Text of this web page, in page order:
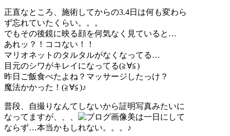
正直なところ、施術してからの3.4日は何も変わら
ず忘れていたくらい。。。
でもその後鏡に映る顔を何気なく見ていると…
あれッ？！ココない！！
マリオネットのタルタルがなくなってる…
目元のシワがキレイになってる(≧∀≦)
昨日ご飯食べたよね？マッサージしたっけ？
魔法かかった！(≧∀≦)♪
普段、自撮りなんてしないから証明写真みたいに
なってますが、、、
美は一日にして
ならず…本当かもしれない。。。♪